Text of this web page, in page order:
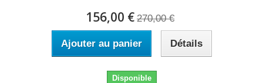
156,00 € 270,00 €
Ajouter au panier Détails
Disponible